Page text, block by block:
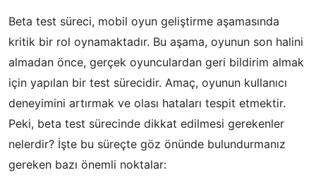
Beta test süreci, mobil oyun geliştirme aşamasında
kritik bir rol oynamaktadır. Bu aşama, oyunun son halini
almadan önce, gerçek oyunculardan geri bildirim almak
için yapılan bir test sürecidir. Amaç, oyunun kullanıcı
deneyimini artırmak ve olası hataları tespit etmektir.
Peki, beta test sürecinde dikkat edilmesi gerekenler
nelerdir? İşte bu süreçte göz önünde bulundurmanız
gereken bazı önemli noktalar: